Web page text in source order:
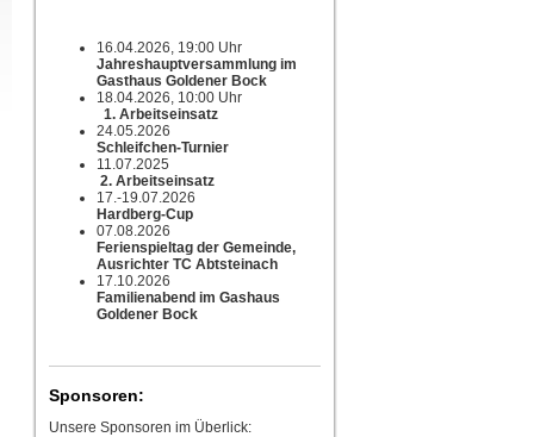
16.04.2026, 19:00 Uhr
Jahreshauptversammlung im
Gasthaus Goldener Bock
18.04.2026, 10:00 Uhr
1. Arbeitseinsatz
24.05.2026
Schleifchen-Turnier
11.07.2025
2. Arbeitseinsatz
17.-19.07.2026
Hardberg-Cup
07.08.2026
Ferienspieltag der Gemeinde,
Ausrichter TC Abtsteinach
17.10.2026
Familienabend im Gashaus
Goldener Bock
Sponsoren:
Unsere Sponsoren im Überlick: